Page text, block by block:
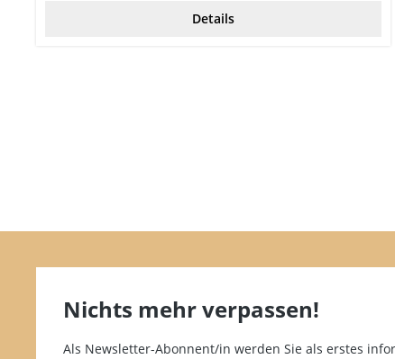
Details
Nichts mehr verpassen!
Als Newsletter-Abonnent/in werden Sie als erstes